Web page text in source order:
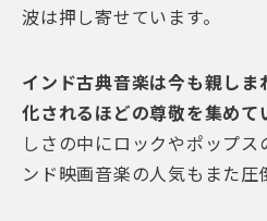
波は押し寄せています。
インド古典音楽は今も親し
化されるほどの尊敬を集めて
しさの中にロックやポップ
ンド映画音楽の人気もまた圧